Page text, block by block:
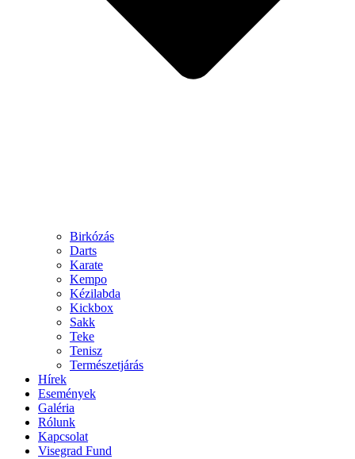
Birkózás
Darts
Karate
Kempo
Kézilabda
Kickbox
Sakk
Teke
Tenisz
Természetjárás
Hírek
Események
Galéria
Rólunk
Kapcsolat
Visegrad Fund